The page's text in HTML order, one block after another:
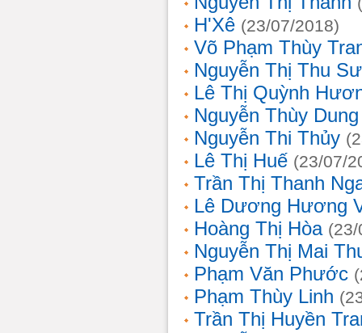
H'Xê (23/07/2018)
Võ Phạm Thùy
Nguyễn Thị Thu
Lê Thị Quỳnh
Nguyễn Thùy Dung
Nguyễn Thi Thủy
Lê Thị Huế (23/07/
Trần Thị Thanh
Lê Dương Hương
Hoàng Thị Hòa
Nguyễn Thị Mai
Phạm Văn Phước
Phạm Thùy Linh
Trần Thị Huyền